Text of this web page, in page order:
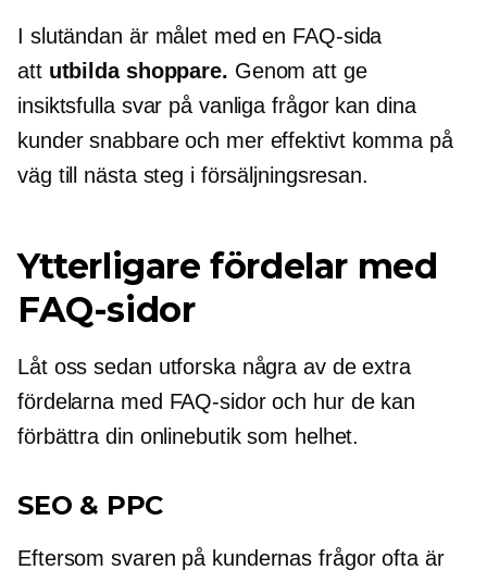
I slutändan är målet med en FAQ-sida
att utbilda shoppare. Genom att ge
insiktsfulla svar på vanliga frågor kan dina
kunder snabbare och mer effektivt komma på
väg till nästa steg i försäljningsresan.
Ytterligare fördelar med
FAQ-sidor
Låt oss sedan utforska några av de extra
fördelarna med FAQ-sidor och hur de kan
förbättra din onlinebutik som helhet.
SEO & PPC
Eftersom svaren på kundernas frågor ofta är